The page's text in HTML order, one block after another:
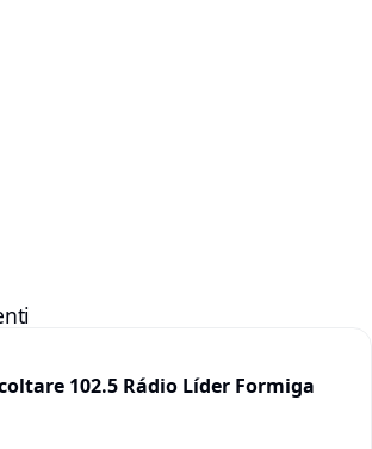
102.5 Rádio Líder Formiga